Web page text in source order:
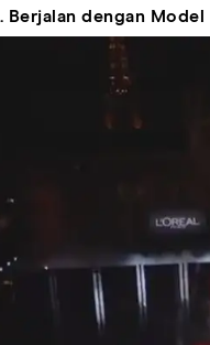
Berjalan dengan Model